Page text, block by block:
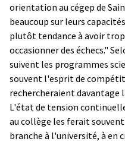
orientation au cégep de
beaucoup sur leurs
plutôt tendance à avoir trop
occasionner des échecs."
suivent les programmes
souvent l'esprit de
rechercheraient
L'état de tension
au collège les ferait
branche à l'université, à en